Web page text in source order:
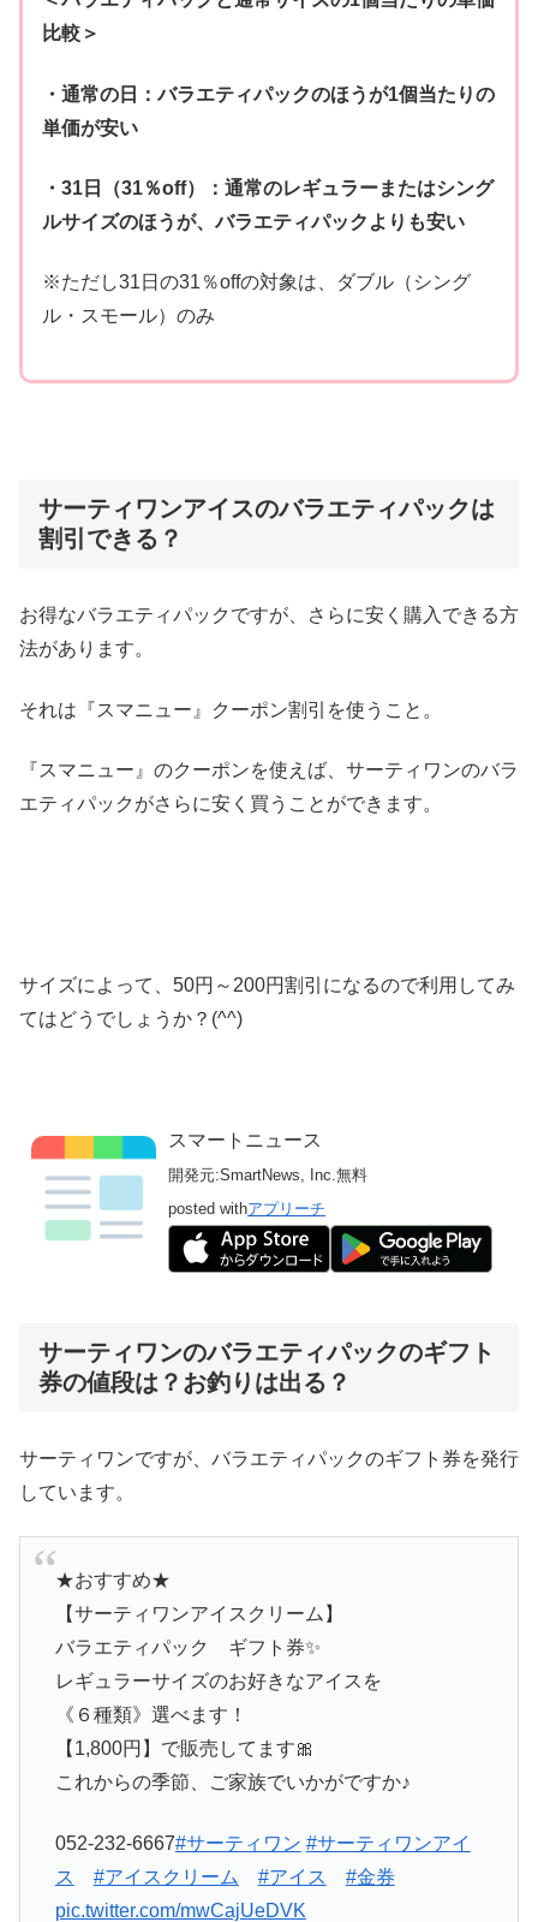
比較＞
・通常の日：バラエティパックのほうが1個当たりの
単価が安い
・31日（31％off）：通常のレギュラーまたはシング
ルサイズのほうが、バラエティパックよりも安い
※ただし31日の31％offの対象は、ダブル（シング
ル・スモール）のみ
サーティワンアイスのバラエティパックは
割引できる？
お得なバラエティパックですが、さらに安く購入できる方
法があります。
それは『スマニュー』クーポン割引を使うこと。
『スマニュー』のクーポンを使えば、サーティワンのバラ
エティパックがさらに安く買うことができます。
サイズによって、50円～200円割引になるので利用してみ
てはどうでしょうか？(^^)
スマートニュース
開発元:SmartNews, Inc.無料
posted withアプリーチ
サーティワンのバラエティパックのギフト
券の値段は？お釣りは出る？
サーティワンですが、バラエティパックのギフト券を発行
しています。
★おすすめ★
【サーティワンアイスクリーム】
バラエティパック ギフト券✨
レギュラーサイズのお好きなアイスを
《６種類》選べます！
【1,800円】で販売してます🎀
これからの季節、ご家族でいかがですか♪
052-232-6667#サーティワン #サーティワンアイ
ス
#アイスクリーム #アイス
#金券
pic.twitter.com/mwCajUeDVK